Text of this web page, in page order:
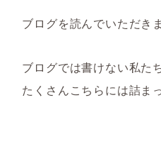
ブログを読んでいただき
ブログでは書けない私た
たくさんこちらには詰ま